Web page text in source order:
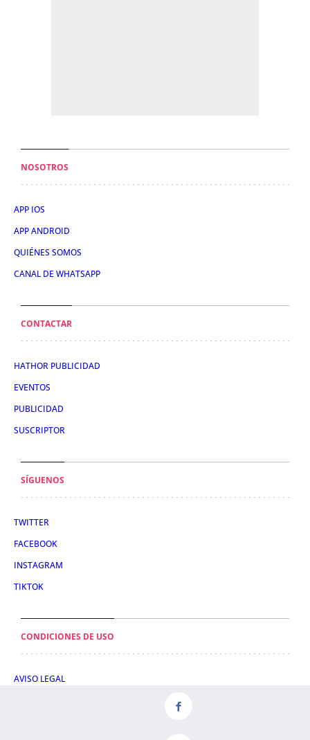
NOSOTROS
APP IOS
APP ANDROID
QUIÉNES SOMOS
CANAL DE WHATSAPP
CONTACTAR
HATHOR PUBLICIDAD
EVENTOS
PUBLICIDAD
SUSCRIPTOR
SÍGUENOS
TWITTER
FACEBOOK
INSTAGRAM
TIKTOK
CONDICIONES DE USO
AVISO LEGAL